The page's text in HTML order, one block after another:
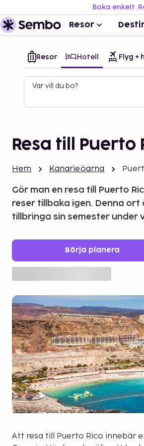
Boka enkelt.
Resor
Resor Hotell Flyg +
Var vill du bo?
Resa till Puerto
Hem Kanarieöarna
Gör man en resa till Puerto
reser tillbaka igen. Denna
tillbringa sin semester under
Börja planera
Att resa till Puerto Rico innebär